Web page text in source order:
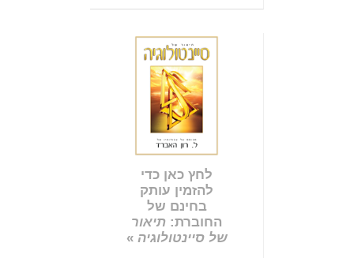
לחץ כאן כדי
להזמין עותק
בחינם של
החוברת: תיאור
של סיינטולוגיה »